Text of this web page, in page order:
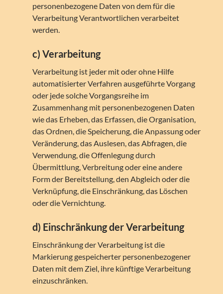
personenbezogene Daten von dem für die
Verarbeitung Verantwortlichen verarbeitet
werden.
c) Verarbeitung
Verarbeitung ist jeder mit oder ohne Hilfe
automatisierter Verfahren ausgeführte Vorgang
oder jede solche Vorgangsreihe im
Zusammenhang mit personenbezogenen Daten
wie das Erheben, das Erfassen, die Organisation,
das Ordnen, die Speicherung, die Anpassung oder
Veränderung, das Auslesen, das Abfragen, die
Verwendung, die Offenlegung durch
Übermittlung, Verbreitung oder eine andere
Form der Bereitstellung, den Abgleich oder die
Verknüpfung, die Einschränkung, das Löschen
oder die Vernichtung.
d) Einschränkung der Verarbeitung
Einschränkung der Verarbeitung ist die
Markierung gespeicherter personenbezogener
Daten mit dem Ziel, ihre künftige Verarbeitung
einzuschränken.